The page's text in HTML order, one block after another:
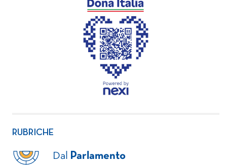
RUBRICHE
Dal Parlamento